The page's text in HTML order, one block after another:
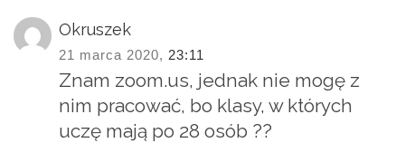
Okruszek
21 marca 2020, 23:11
Znam zoom.us, jednak nie mogę z
nim pracować, bo klasy, w których
uczę mają po 28 osób ??